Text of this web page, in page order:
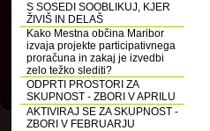
S SOSEDI SOOBLIKUJ, KJER
ŽIVIŠ IN DELAŠ
Kako Mestna občina Maribor
izvaja projekte participativnega
proračuna in zakaj je izvedbi
zelo težko slediti?
ODPRTI PROSTORI ZA
SKUPNOST - ZBORI V APRILU
AKTIVIRAJ SE ZA SKUPNOST -
ZBORI V FEBRUARJU